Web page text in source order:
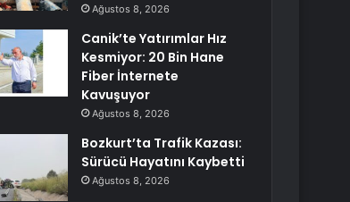
Ağustos 8, 2026
Canik’te Yatırımlar Hız
Kesmiyor: 20 Bin Hane
Fiber İnternete
Kavuşuyor
Ağustos 8, 2026
Bozkurt’ta Trafik Kazası:
Sürücü Hayatını Kaybetti
Ağustos 8, 2026